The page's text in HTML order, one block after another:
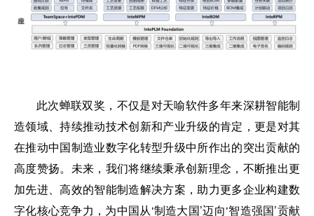
此次蝉联双奖，不仅是对天喻软件多年来深耕智能制
造领域、持续推动技术创新和产业升级的肯定，更是对其
在推动中国制造业数字化转型升级中所作出的突出贡献的
高度赞扬。未来，我们将继续秉承创新理念，不断推出更
加先进、高效的智能制造解决方案，助力更多企业构建数
字化核心竞争力，为中国从‘制造大国’迈向‘智造强国’贡献